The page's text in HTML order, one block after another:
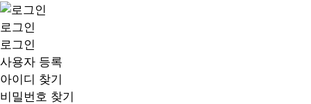
로그인
로그인
사용자 등록
아이디 찾기
비밀번호 찾기